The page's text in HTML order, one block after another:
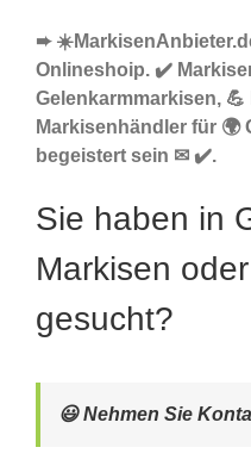
➨
Onlineshoip. ✔️
Gelenkarmmarkisen,
Markisenhändler für 🌍
begeistert sein ✉ ✔️.
Sie haben in
Markisen
gesucht?
😃 Nehmen Sie